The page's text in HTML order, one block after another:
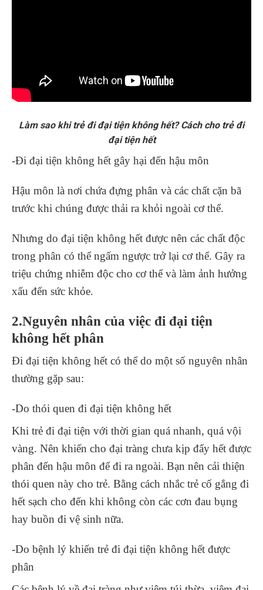
Làm sao khi trẻ đi đại tiện không hết? Cách cho trẻ đi
đại tiện hết
-Đi đại tiện không hết gây hại đến hậu môn
Hậu môn là nơi chứa đựng phân và các chất cặn bã
trước khi chúng được thải ra khỏi ngoài cơ thể.
Nhưng do đại tiện không hết được nên các chất độc
trong phân có thể ngấm ngược trở lại cơ thể. Gây ra
triệu chứng nhiễm độc cho cơ thể và làm ảnh hưởng
xấu đến sức khỏe.
2.Nguyên nhân của việc đi đại tiện
không hết phân
Đi đại tiện không hết có thể do một số nguyên nhân
thường gặp sau:
-Do thói quen đi đại tiện không hết
Khi trẻ đi đại tiện với thời gian quá nhanh, quá vội
vàng. Nên khiến cho đại tràng chưa kịp đẩy hết được
phân đến hậu môn để đi ra ngoài. Bạn nên cải thiện
thói quen này cho trẻ. Bằng cách nhắc trẻ cố gắng đi
hết sạch cho đến khi không còn các cơn đau bụng
hay buồn đi vệ sinh nữa.
-Do bệnh lý khiến trẻ đi đại tiện không hết được
phân